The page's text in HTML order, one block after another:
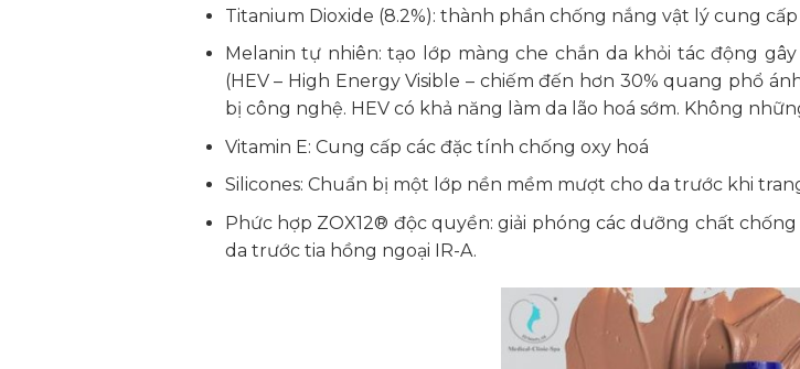
Titanium Dioxide (8.2%): thành phần chống nắng vật lý cung
Melanin tự nhiên: tạo lớp màng che chắn da khỏi tác động
(HEV – High Energy Visible – chiếm đến hơn 30% quang phổ
bị công nghệ. HEV có khả năng làm da lão hoá sớm. Không
Vitamin E: Cung cấp các đặc tính chống oxy hoá
Silicones: Chuẩn bị một lớp nền mềm mượt cho da trước khi
Phức hợp ZOX12® độc quyền: giải phóng các dưỡng chất
da trước tia hồng ngoại IR-A.